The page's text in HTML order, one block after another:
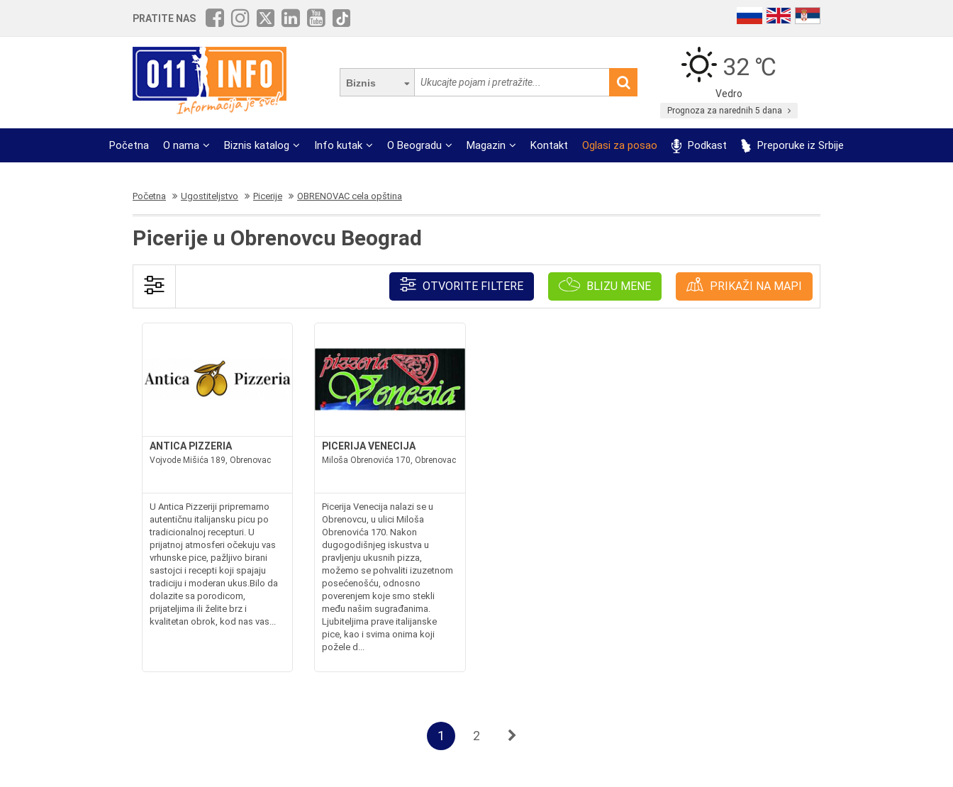
PRATITE NAS
Biznis
32 ℃
Vedro
Prognoza za narednih 5 dana
Početna O nama Biznis katalog Info kutak O Beogradu Magazin Kontakt Oglasi za posao Podkast Preporuke iz Srbije
Početna Ugostiteljstvo Picerije OBRENOVAC cela opština
Picerije u Obrenovcu Beograd
OTVORITE FILTERE BLIZU MENE PRIKAŽI NA MAPI
ANTICA PIZZERIA
Vojvode Mišića 189, Obrenovac
U Antica Pizzeriji pripremamo
autentičnu italijansku picu po
tradicionalnoj recepturi. U
prijatnoj atmosferi očekuju vas
vrhunske pice, pažljivo birani
sastojci i recepti koji spajaju
tradiciju i moderan ukus.Bilo da
dolazite sa porodicom,
prijateljima ili želite brz i
kvalitetan obrok, kod nas vas...
PICERIJA VENECIJA
Miloša Obrenovića 170, Obrenovac
Picerija Venecija nalazi se u
Obrenovcu, u ulici Miloša
Obrenovića 170. Nakon
dugogodišnjeg iskustva u
pravljenju ukusnih pizza,
možemo se pohvaliti izuzetnom
posećenošću, odnosno
poverenjem koje smo stekli
među našim sugrađanima.
Ljubiteljima prave italijanske
pice, kao i svima onima koji
požele d...
1 2